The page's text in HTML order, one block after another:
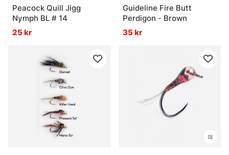
Peacock Quill Jigg
Nymph BL # 14
25 kr
Guideline Fire Butt
Perdigon - Brown
35 kr